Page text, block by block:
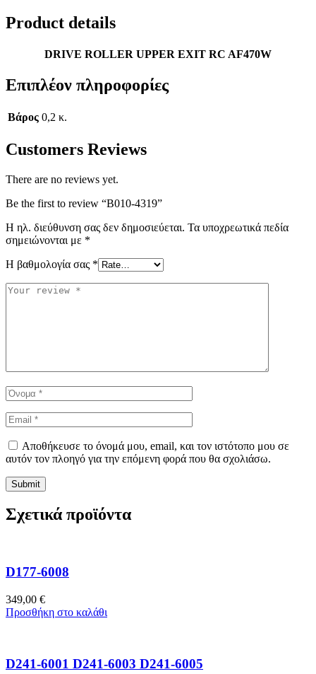
Product details
DRIVE ROLLER UPPER EXIT RC AF470W
Επιπλέον πληροφορίες
Βάρος 0,2 κ.
Customers Reviews
There are no reviews yet.
Be the first to review “B010-4319”
Η ηλ. διεύθυνση σας δεν δημοσιεύεται. Τα υποχρεωτικά πεδία
σημειώνονται με *
Η βαθμολογία σας *
Αποθήκευσε το όνομά μου, email, και τον ιστότοπο μου σε
αυτόν τον πλοηγό για την επόμενη φορά που θα σχολιάσω.
Σχετικά προϊόντα
D177-6008
349,00 €
Προσθήκη στο καλάθι
D241-6001 D241-6003 D241-6005